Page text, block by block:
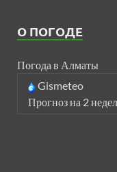
О ПОГОДЕ
Погода в Алматы
Gismeteo
Прогноз на 2